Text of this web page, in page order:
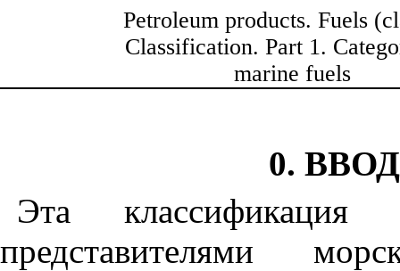
Petroleum products. Fuels
Classification. Part 1.
marine fuels
0.
Эта классификация
представителями